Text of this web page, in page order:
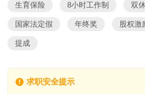
生育保险 8小时工作制 双
国家法定假 年终奖 股权激
提成
求职安全提示